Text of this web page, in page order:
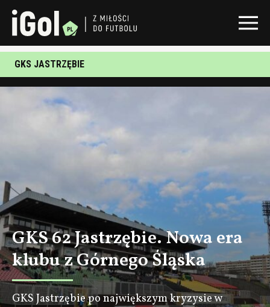
GKS JASTRZĘBIE
GKS 62 Jastrzębie. Nowa era
klubu z Górnego Śląska
GKS Jastrzębie po największym kryzysie w